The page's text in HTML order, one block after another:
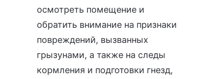
осмотреть помещение и
обратить внимание на признаки
повреждений, вызванных
грызунами, а также на следы
кормления и подготовки гнезд,